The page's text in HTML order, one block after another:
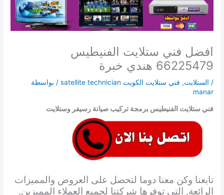
افضل فني ستلايت الفنيطيس
66225479 هندي خبرة
/ الستلايت, فني ستلايت الكويت satellite technician
/ بواسطة
manar
فني ستلايت الفنيطيس برمجة تركيب صيانة رسيفر وستلايت
تابعنا وكن معنا دوما لتحصل على العروض والمميزات
الرائعة, التي توفرها شركتنا لجميع العملاء المميزين,